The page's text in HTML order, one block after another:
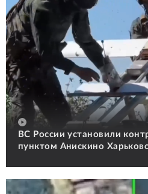
ВС России установили
пунктом Анискино